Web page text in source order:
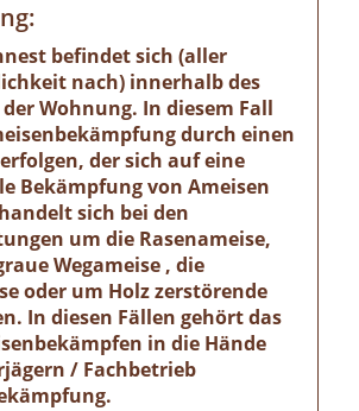
befindet sich (aller
nach) innerhalb des
Wohnung. In diesem Fall
durch einen
der sich auf eine
Bekämpfung von Ameisen
sich bei den
um die Rasenameise,
Wegameise , die
oder um Holz zerstörende
In diesen Fällen gehört das
in die Hände
/ Fachbetrieb